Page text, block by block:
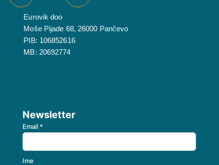
Eurovik doo
Moše Pijade 68, 26000 Pančevo
PIB: 106852616
MB: 20692774